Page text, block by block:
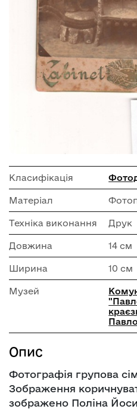
Класифікація
Матеріал
Техніка виконання Друк
Довжина 14 см
Ширина 10 см
Музей
Опис
Фотографія групова
Зображення
зображено Поліна